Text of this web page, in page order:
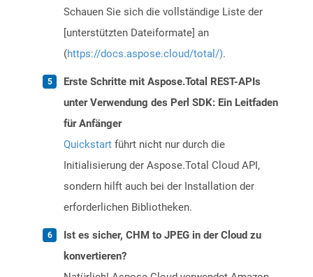
Schauen Sie sich die vollständige Liste der
[unterstützten Dateiformate] an
(https://docs.aspose.cloud/total/).
Erste Schritte mit Aspose.Total REST-APIs
unter Verwendung des Perl SDK: Ein Leitfaden
für Anfänger
Quickstart führt nicht nur durch die
Initialisierung der Aspose.Total Cloud API,
sondern hilft auch bei der Installation der
erforderlichen Bibliotheken.
Ist es sicher, CHM to JPEG in der Cloud zu
konvertieren?